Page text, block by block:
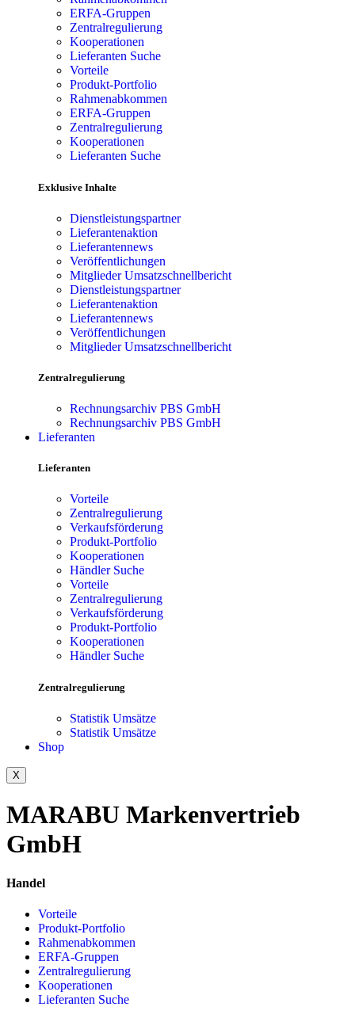
ERFA-Gruppen
Zentralregulierung
Kooperationen
Lieferanten Suche
Vorteile
Produkt-Portfolio
Rahmenabkommen
ERFA-Gruppen
Zentralregulierung
Kooperationen
Lieferanten Suche
Exklusive Inhalte
Dienstleistungspartner
Lieferantenaktion
Lieferantennews
Veröffentlichungen
Mitglieder Umsatzschnellbericht
Dienstleistungspartner
Lieferantenaktion
Lieferantennews
Veröffentlichungen
Mitglieder Umsatzschnellbericht
Zentralregulierung
Rechnungsarchiv PBS GmbH
Rechnungsarchiv PBS GmbH
Lieferanten
Lieferanten
Vorteile
Zentralregulierung
Verkaufsförderung
Produkt-Portfolio
Kooperationen
Händler Suche
Vorteile
Zentralregulierung
Verkaufsförderung
Produkt-Portfolio
Kooperationen
Händler Suche
Zentralregulierung
Statistik Umsätze
Statistik Umsätze
Shop
X
MARABU Markenvertrieb
GmbH
Handel
Vorteile
Produkt-Portfolio
Rahmenabkommen
ERFA-Gruppen
Zentralregulierung
Kooperationen
Lieferanten Suche